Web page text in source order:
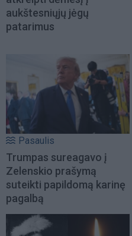
aukštesniųjų jėgų
patarimus
Pasaulis
Trumpas sureagavo į
Zelenskio prašymą
suteikti papildomą karinę
pagalbą